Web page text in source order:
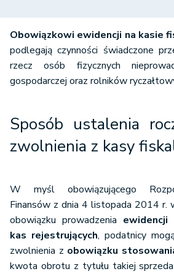
Obowiązkowi ewidencji na kasie
podlegają czynności świadczone
rzecz osób fizycznych
gospodarczej oraz rolników
Sposób ustalenia
zwolnienia z kasy
W myśl obowiązującego
Finansów z dnia 4 listopada 2014 r.
obowiązku prowadzenia ewidencji
kas rejestrujących, podatnicy
zwolnienia z obowiązku
kwota obrotu z tytułu takiej